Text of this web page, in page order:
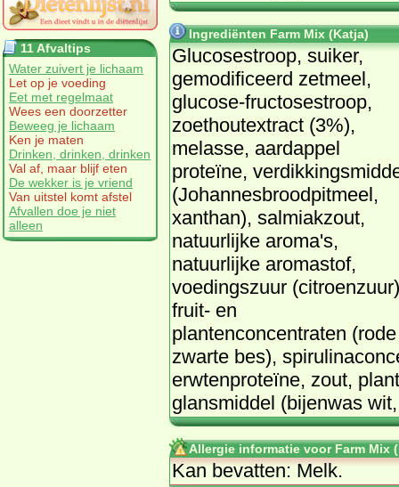
11 Afvaltips
Water zuivert je lichaam
Let op je voeding
Eet met regelmaat
Wees een doorzetter
Beweeg je lichaam
Ken je maten
Drinken, drinken, drinken
Val af, maar blijf eten
De wekker is je vriend
Van uitstel komt afstel
Afvallen doe je niet
alleen
Ingrediënten Farm Mix (Katja)
Glucosestroop, suiker,
gemodificeerd zetmeel,
glucose-fructosestroop,
zoethoutextract (3%),
melasse, aardappel
proteïne,
(Johannesbroodpitmeel,
xanthan), salmiakzout,
natuurlijke aroma's,
natuurlijke aromastof,
voedingszuur
fruit- en
plantenconcentraten
zwarte bes),
erwtenproteïne, zout,
glansmiddel (bijenwas
Allergie informatie voor Farm Mix
Kan bevatten: Melk.